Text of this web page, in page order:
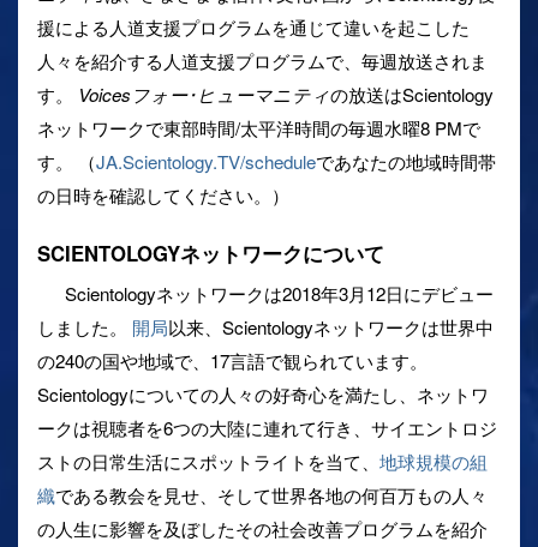
援による人道支援プログラムを通じて違いを起こした
人々を紹介する人道支援プログラムで、毎週放送されま
す。 Voicesフォー･ヒューマニティの放送はScientology
ネットワークで東部時間/太平洋時間の毎週水曜8 PMで
す。 （JA.Scientology.TV/scheduleであなたの地域時間帯
の日時を確認してください。）
SCIENTOLOGYネットワークについて
Scientologyネットワークは2018年3月12日にデビュー
しました。 開局以来、Scientologyネットワークは世界中
の240の国や地域で、17言語で観られています。
Scientologyについての人々の好奇心を満たし、ネットワ
ークは視聴者を6つの大陸に連れて行き、サイエントロジ
ストの日常生活にスポットライトを当て、 地球規模の組
織である教会を見せ、そして世界各地の何百万もの人々
の人生に影響を及ぼしたその社会改善プログラムを紹介